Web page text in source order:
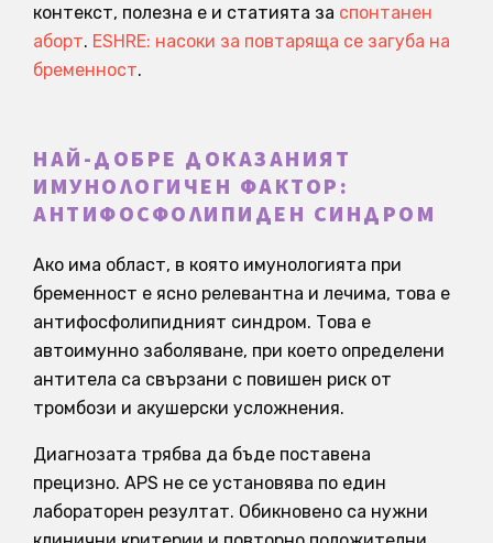
контекст, полезна е и статията за спонтанен
аборт. ESHRE: насоки за повтаряща се загуба на
бременност.
НАЙ-ДОБРЕ ДОКАЗАНИЯТ
ИМУНОЛОГИЧЕН ФАКТОР:
АНТИФОСФОЛИПИДЕН СИНДРОМ
Ако има област, в която имунологията при
бременност е ясно релевантна и лечима, това е
антифосфолипидният синдром. Това е
автоимунно заболяване, при което определени
антитела са свързани с повишен риск от
тромбози и акушерски усложнения.
Диагнозата трябва да бъде поставена
прецизно. APS не се установява по един
лабораторен резултат. Обикновено са нужни